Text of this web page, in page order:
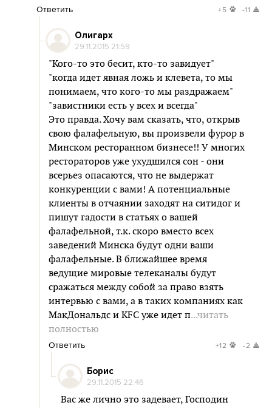
Ответить +5 -11
Олигарх
29.11.2015 21:59
"Кого-то это бесит, кто-то завидует"
"когда идет явная ложь и клевета, то мы
понимаем, что кого-то мы раздражаем"
"завистники есть у всех и всегда"
Это правда. Хочу вам сказать, что, открыв
свою фалафельную, вы произвели фурор в
Минском ресторанном бизнесе!! У многих
рестораторов уже ухудшился сон - они
всерьез опасаются, что не выдержат
конкуренции с вами! А потенциальные
клиенты в отчаянии заходят на ситидог и
пишут гадости в статьях о вашей
фалафельной, т.к. скоро вместо всех
заведений Минска будут одни ваши
фалафельные. В ближайшее время
ведущие мировые телеканалы будут
сражаться между собой за право взять
интервью с вами, а в таких компаниях как
МакДональдс и KFC уже идет п...читать
полностью
Ответить +12 -2
Борис
29.11.2015 22:46
Вас же лично это задевает, Господин